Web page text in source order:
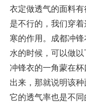
衣定做透气的面料
是不行的，我们穿
寒的作用。成都冲
水的时候，可以做
冲锋衣的一角蒙在
出来，那就说明该
它的透气率也是不